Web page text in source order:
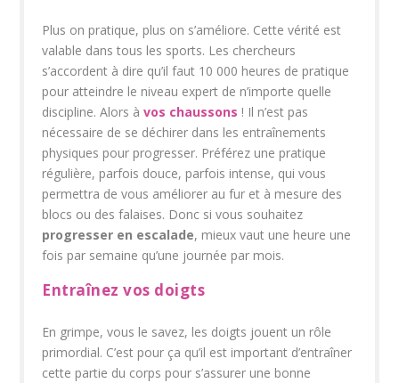
Plus on pratique, plus on s’améliore. Cette vérité est
valable dans tous les sports. Les chercheurs
s’accordent à dire qu’il faut 10 000 heures de pratique
pour atteindre le niveau expert de n’importe quelle
discipline. Alors àvos chaussons ! Il n’est pas
nécessaire de se déchirer dans les entraînements
physiques pour progresser. Préférez une pratique
régulière, parfois douce, parfois intense, qui vous
permettra de vous améliorer au fur et à mesure des
blocs ou des falaises. Donc si vous souhaitez
progresser en escalade, mieux vaut une heure une
fois par semaine qu’une journée par mois.
Entraînez vos doigts
En grimpe, vous le savez, les doigts jouent un rôle
primordial. C’est pour ça qu’il est important d’entraîner
cette partie du corps pour s’assurer une bonne